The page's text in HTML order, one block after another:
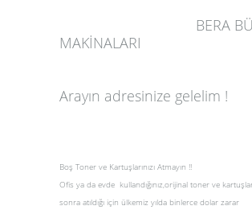
BERA
MAKİNALARI
Arayın adresinize gelelim !
Boş Toner ve Kartuşlarınızı Atmayın !!
Ofis ya da evde kullandığınız,orijinal toner ve
sonra atıldığı için ülkemiz yılda binlerce dolar zarar